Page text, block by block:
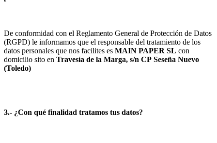
De conformidad con el Reglamento General de Protección de Datos
(RGPD) le informamos que el responsable del tratamiento de los
datos personales que nos facilites es MAIN PAPER SL con
domicilio sito en Travesía de la Marga, s/n CP Seseña Nuevo
(Toledo)
3.- ¿Con qué finalidad tratamos tus datos?